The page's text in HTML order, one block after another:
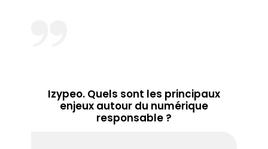
Izypeo. Quels sont les principaux
enjeux autour du numérique
responsable ?